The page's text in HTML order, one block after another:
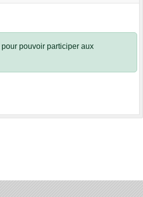
pour pouvoir participer aux